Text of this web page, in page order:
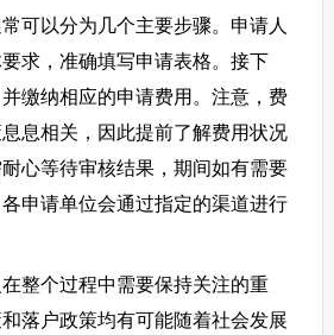
可以分为几个主要步骤。申请人
求，准确填写申请表格。接下
缴纳相应的申请费用。注意，费
息相关，因此提前了解费用状况
心等待审核结果，期间如有需要
申请单位会通过指定的渠道进行
整个过程中需要保持关注的重
落户政策均有可能随着社会发展